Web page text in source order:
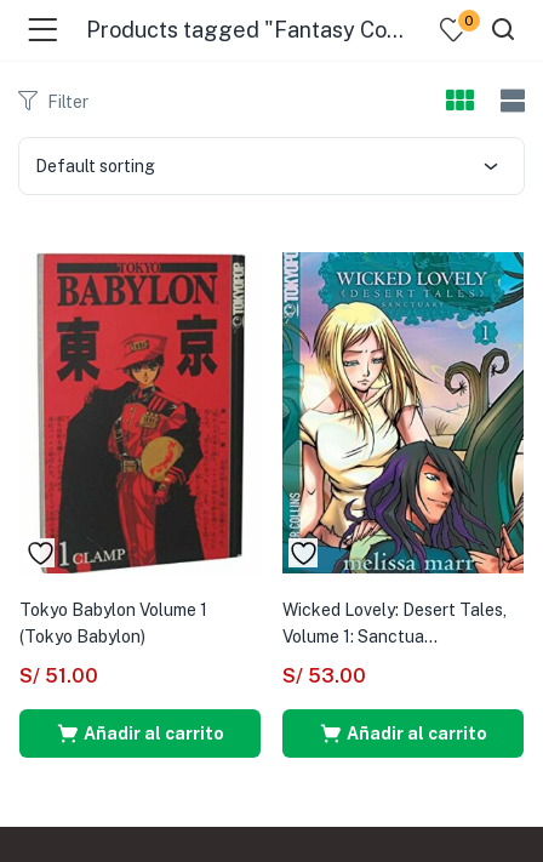
Products tagged "Fantasy Comic Books, Strips, Etc" 0
Filter
Default sorting
Tokyo Babylon Volume 1
(Tokyo Babylon)
S/ 51.00
Añadir al carrito
Wicked Lovely: Desert Tales,
Volume 1: Sanctua...
S/ 53.00
Añadir al carrito